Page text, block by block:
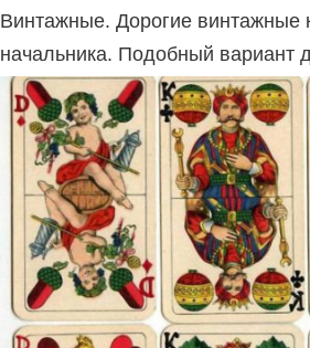
Винтажные. Дорогие винтажные
начальника. Подобный вариант